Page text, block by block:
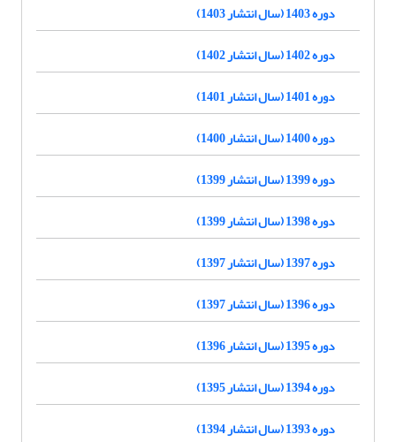
دوره 1403 (سال انتشار 1403)
دوره 1402 (سال انتشار 1402)
دوره 1401 (سال انتشار 1401)
دوره 1400 (سال انتشار 1400)
دوره 1399 (سال انتشار 1399)
دوره 1398 (سال انتشار 1399)
دوره 1397 (سال انتشار 1397)
دوره 1396 (سال انتشار 1397)
دوره 1395 (سال انتشار 1396)
دوره 1394 (سال انتشار 1395)
دوره 1393 (سال انتشار 1394)